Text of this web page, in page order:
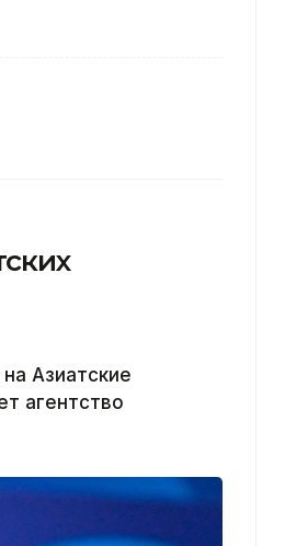
Азиатские
агентство